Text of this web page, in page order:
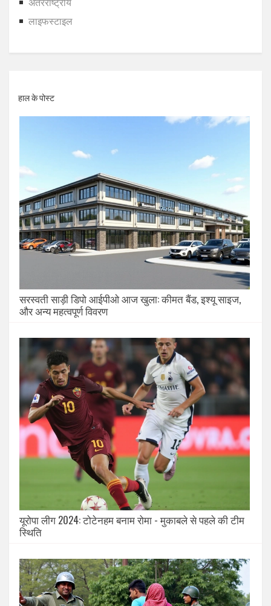
अंतरराष्ट्रीय
लाइफस्टाइल
हाल के पोस्ट
सरस्वती साड़ी डिपो आईपीओ आज खुला: कीमत बैंड, इश्यू साइज,
और अन्य महत्वपूर्ण विवरण
यूरोपा लीग 2024: टोटेनहम बनाम रोमा - मुकाबले से पहले की टीम
स्थिति